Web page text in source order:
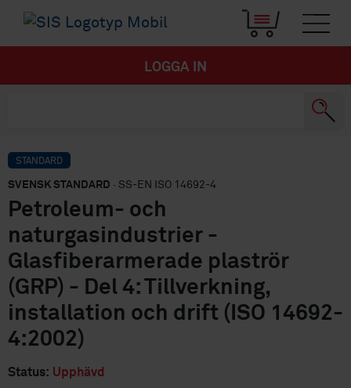
LOGGA IN
STANDARD
SVENSK STANDARD · SS-EN ISO 14692-4
Petroleum- och
naturgasindustrier -
Glasfiberarmerade plaströr
(GRP) - Del 4: Tillverkning,
installation och drift (ISO 14692-
4:2002)
Status: Upphävd